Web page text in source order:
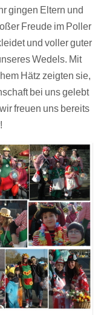
gingen Eltern und
Freude im Poller
und voller guter
Wedels. Mit
Hätz zeigten sie,
bei uns gelebt
freuen uns bereits